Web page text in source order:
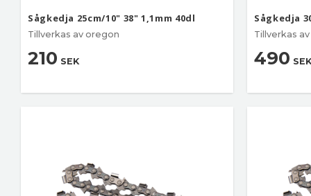
Sågkedja 25cm/10" 38" 1,1mm 40dl
Tillverkas av oregon
210 SEK
Sågkedja
Tillverkas
490 SEK